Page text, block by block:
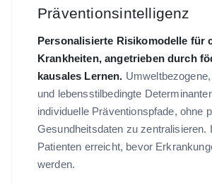
Präventionsintelligenz
Personalisierte Risikomodelle für
Krankheiten, angetrieben durch
kausales Lernen.
und lebensstilbedingte
individuelle Präventionspfade, ohne
Gesundheitsdaten zu zentralisieren.
Patienten erreicht, bevor
werden.